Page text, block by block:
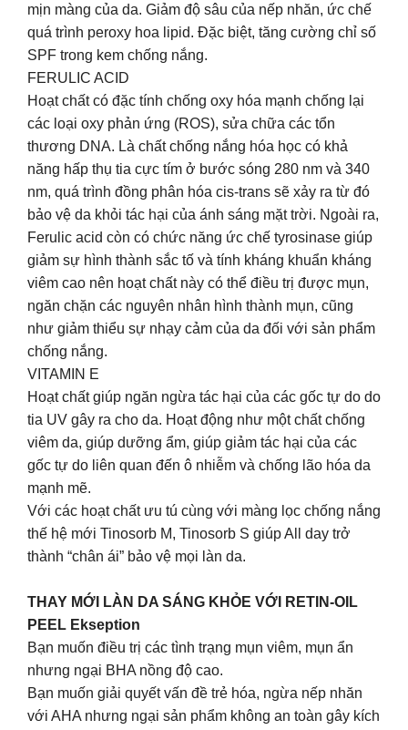
mịn màng của da. Giảm độ sâu của nếp nhăn, ức chế
quá trình peroxy hoa lipid. Đặc biệt, tăng cường chỉ số
SPF trong kem chống nắng.
FERULIC ACID
Hoạt chất có đặc tính chống oxy hóa mạnh chống lại
các loại oxy phản ứng (ROS), sửa chữa các tổn
thương DNA. Là chất chống nắng hóa học có khả
năng hấp thụ tia cực tím ở bước sóng 280 nm và 340
nm, quá trình đồng phân hóa cis-trans sẽ xảy ra từ đó
bảo vệ da khỏi tác hại của ánh sáng mặt trời. Ngoài ra,
Ferulic acid còn có chức năng ức chế tyrosinase giúp
giảm sự hình thành sắc tố và tính kháng khuẩn kháng
viêm cao nên hoạt chất này có thể điều trị được mụn,
ngăn chặn các nguyên nhân hình thành mụn, cũng
như giảm thiểu sự nhạy cảm của da đối với sản phẩm
chống nắng.
VITAMIN E
Hoạt chất giúp ngăn ngừa tác hại của các gốc tự do do
tia UV gây ra cho da. Hoạt động như một chất chống
viêm da, giúp dưỡng ẩm, giúp giảm tác hại của các
gốc tự do liên quan đến ô nhiễm và chống lão hóa da
mạnh mẽ.
Với các hoạt chất ưu tú cùng với màng lọc chống nắng
thế hệ mới Tinosorb M, Tinosorb S giúp All day trở
thành “chân ái” bảo vệ mọi làn da.
THAY MỚI LÀN DA SÁNG KHỎE VỚI RETIN-OIL
PEEL Ekseption
Bạn muốn điều trị các tình trạng mụn viêm, mụn ẩn
nhưng ngại BHA nồng độ cao.
Bạn muốn giải quyết vấn đề trẻ hóa, ngừa nếp nhăn
với AHA nhưng ngại sản phẩm không an toàn gây kích